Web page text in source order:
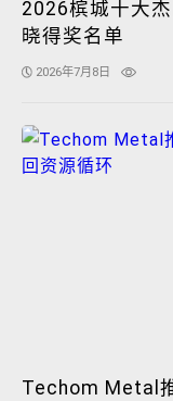
2026槟城十大
晓得奖名单
2026年7月8日
Techom Metal